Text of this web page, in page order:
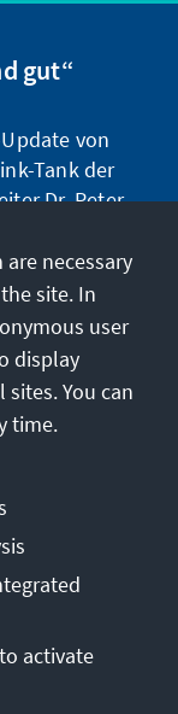
gut“
von
Tank der
Dr. Peter
die wir
halten.
of use
2026
necessary
site. In
user
display
You can
time.
activate